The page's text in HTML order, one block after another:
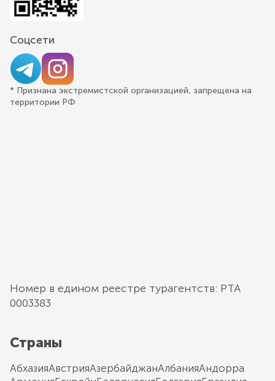
Соцсети
* Признана экстремистской организацией, запрещена на
территории РФ
Номер в едином реестре турагентств: РТА
0003383
Страны
АбхазияАвстрияАзербайджанАлбанияАндорра